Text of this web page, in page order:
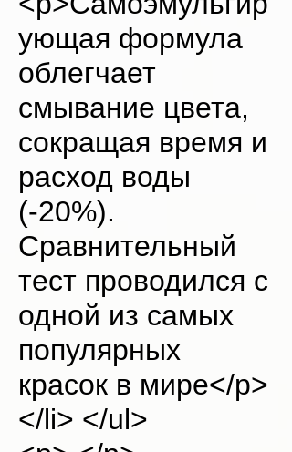
ующая формула
облегчает
смывание цвета,
сокращая время и
расход воды
(-20%).
Сравнительный
тест проводился с
одной из самых
популярных
красок в мире</p>
</li> </ul>